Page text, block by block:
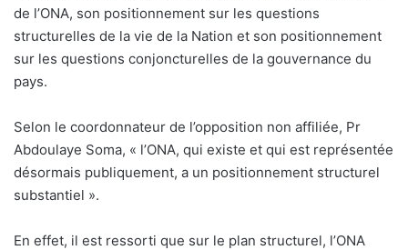
de l’ONA, son positionnement sur les questions
structurelles de la vie de la Nation et son positionnement
sur les questions conjoncturelles de la gouvernance du
pays.
Selon le coordonnateur de l’opposition non affiliée, Pr
Abdoulaye Soma, « l’ONA, qui existe et qui est représentée
désormais publiquement, a un positionnement structurel
substantiel ».
En effet, il est ressorti que sur le plan structurel, l’ONA